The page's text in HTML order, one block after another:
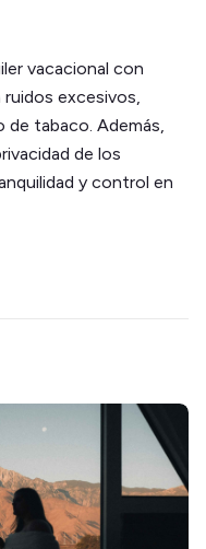
vacacional con
excesivos,
de tabaco. Además,
de los
y control en